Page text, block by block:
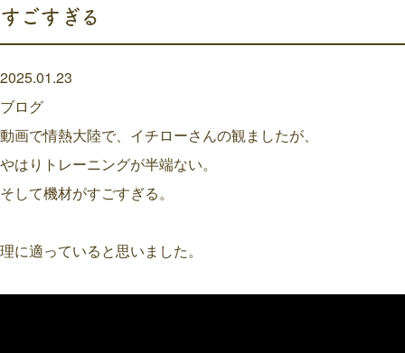
すごすぎる
2025.01.23
ブログ
動画で情熱大陸で、イチローさんの観ましたが、
やはりトレーニングが半端ない。
そして機材がすごすぎる。
理に適っていると思いました。